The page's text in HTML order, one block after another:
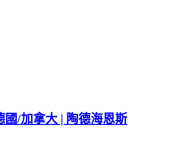
國/加拿大 | 陶德海恩斯